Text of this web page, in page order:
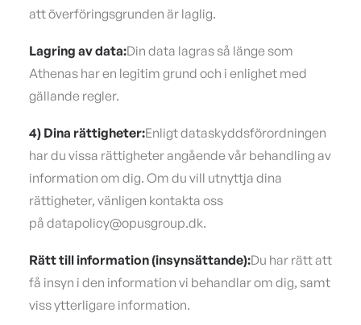
att överföringsgrunden är laglig.
Lagring av data:Din data lagras så länge som
Athenas har en legitim grund och i enlighet med
gällande regler.
4) Dina rättigheter:Enligt dataskyddsförordningen
har du vissa rättigheter angående vår behandling av
information om dig. Om du vill utnyttja dina
rättigheter, vänligen kontakta oss
på datapolicy@opusgroup.dk.
Rätt till information (insynsättande):Du har rätt att
få insyn i den information vi behandlar om dig, samt
viss ytterligare information.